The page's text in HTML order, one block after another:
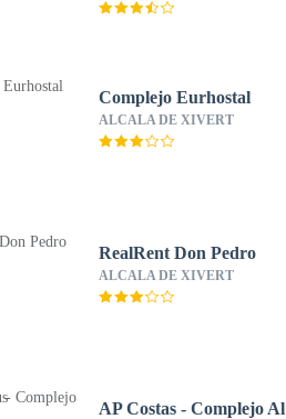
Complejo Eurhostal
ALCALA DE XIVERT
RealRent Don Pedro
ALCALA DE XIVERT
AP Costas - Complejo Al